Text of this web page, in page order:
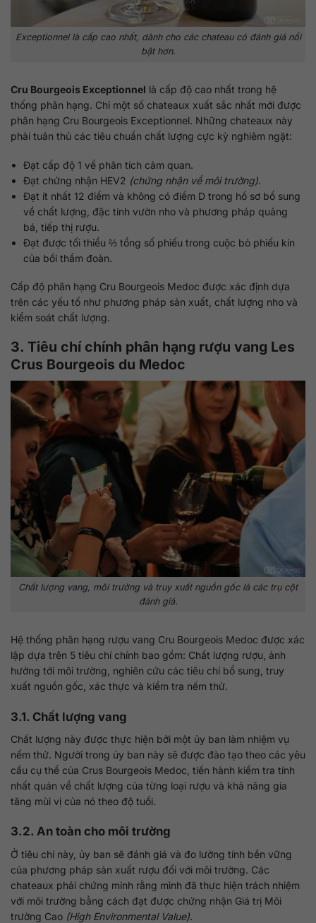
Exceptionnel là cấp cao nhất, dành cho các chateau có đánh giá nổi
bật hơn.
Cru Bourgeois Exceptionnel là cấp độ cao nhất trong hệ
thống phân hạng. Chỉ một số chateaux xuất sắc nhất mới được
phân hạng Cru Bourgeois Exceptionnel. Những chateaux này
phải tuân thủ các tiêu chuẩn chất lượng cực kỳ nghiêm ngặt:
Đạt cấp độ 1 về phân tích cảm quan.
Đạt chứng nhận HEV2 (chứng nhận về môi trường).
Đạt ít nhất 12 điểm và không có điểm D trong hồ sơ bổ sung
về chất lượng, đặc tính vườn nho và phương pháp quảng
bá, tiếp thị rượu.
Đạt được tối thiểu ⅔ tổng số phiếu trong cuộc bỏ phiếu kín
của bồi thẩm đoàn.
Cấp độ phân hạng Cru Bourgeois Medoc được xác định dựa
trên các yếu tố như phương pháp sản xuất, chất lượng nho và
kiểm soát chất lượng.
3. Tiêu chí chính phân hạng rượu vang Les
Crus Bourgeois du Medoc
Chất lượng vang, môi trường và truy xuất nguồn gốc là các trụ cột
đánh giá.
Hệ thống phân hạng rượu vang Cru Bourgeois Medoc được xác
lập dựa trên 5 tiêu chí chính bao gồm: Chất lượng rượu, ảnh
hưởng tới môi trường, nghiên cứu các tiêu chí bổ sung, truy
xuất nguồn gốc, xác thực và kiểm tra nếm thử.
3.1. Chất lượng vang
Chất lượng này được thực hiện bởi một ủy ban làm nhiệm vụ
nếm thử. Người trong ủy ban này sẽ được đào tạo theo các yêu
cầu cụ thể của Crus Bourgeois Medoc, tiến hành kiểm tra tính
nhất quán về chất lượng của từng loại rượu và khả năng gia
tăng mùi vị của nó theo độ tuổi.
3.2. An toàn cho môi trường
Ở tiêu chí này, ủy ban sẽ đánh giá và đo lường tính bền vững
của phương pháp sản xuất rượu đối với môi trường. Các
chateaux phải chứng minh rằng mình đã thực hiện trách nhiệm
với môi trường bằng cách đạt được chứng nhận Giá trị Môi
trường Cao (High Environmental Value).